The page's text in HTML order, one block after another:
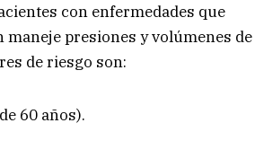
con enfermedades que
maneje presiones y volúmenes de
de riesgo son:
60 años).